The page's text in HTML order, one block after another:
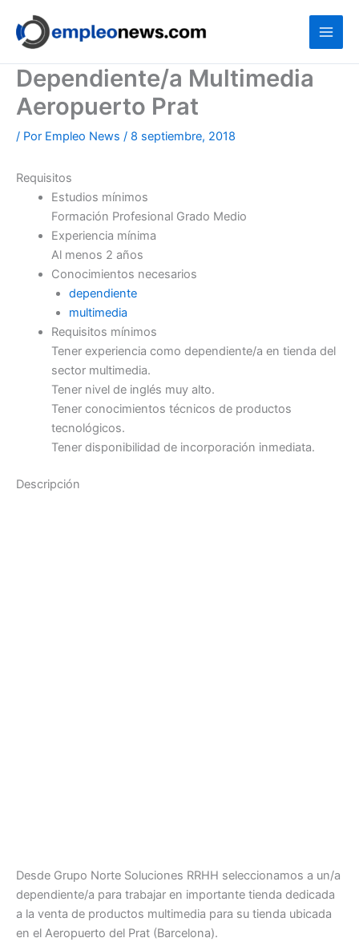
contenido
Dependiente/a Multimedia
Aeropuerto Prat
/ Por Empleo News / 8 septiembre, 2018
Requisitos
Estudios mínimos
Formación Profesional Grado Medio
Experiencia mínima
Al menos 2 años
Conocimientos necesarios
dependiente
multimedia
Requisitos mínimos
Tener experiencia como dependiente/a en tienda del
sector multimedia.
Tener nivel de inglés muy alto.
Tener conocimientos técnicos de productos
tecnológicos.
Tener disponibilidad de incorporación inmediata.
Descripción
Desde Grupo Norte Soluciones RRHH seleccionamos a un/a
dependiente/a para trabajar en importante tienda dedicada
a la venta de productos multimedia para su tienda ubicada
en el Aeropuerto del Prat (Barcelona).